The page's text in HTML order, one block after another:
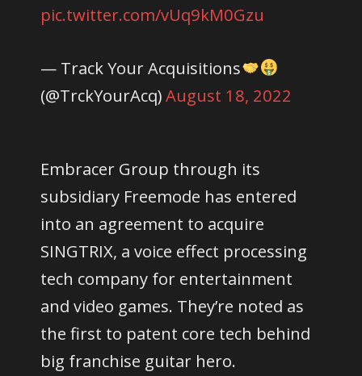
pic.twitter.com/vUq9kM0Gzu
— Track Your Acquisitions
(@TrckYourAcq)August 18, 2022
Embracer Group through its
subsidiary Freemode has entered
into an agreement to acquire
SINGTRIX, a voice effect processing
tech company for entertainment
and video games. They’re noted as
the first to patent core tech behind
big franchise guitar hero.